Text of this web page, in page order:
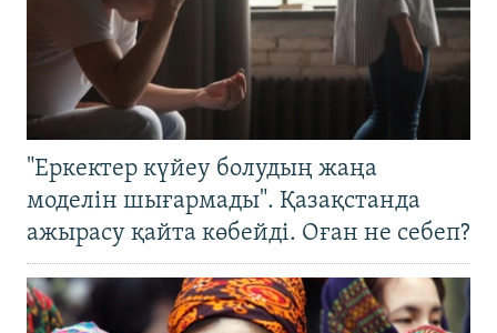
"Еркектер күйеу болудың жаңа
моделін шығармады". Қазақстанда
ажырасу қайта көбейді. Оған не себеп?